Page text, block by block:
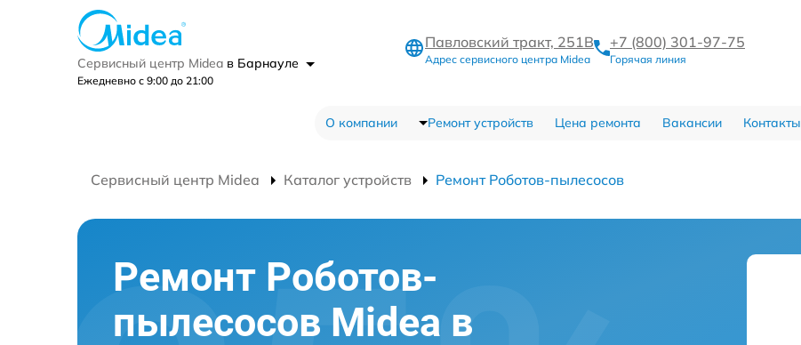
Сервисный центр Midea в Барнауле
Ежедневно с 9:00 до 21:00
Павловский тракт, 251В
Адрес сервисного центра Midea
+7 (800) 301-97-75
Горячая линия
О компании Ремонт устройств Цена ремонта Вакансии Контакты
Сервисный центр Midea Каталог устройств Ремонт Роботов-пылесосов
Ремонт Роботов-
пылесосов Midea в